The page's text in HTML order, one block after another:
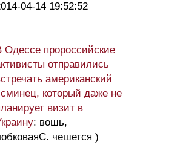
04-14 19:52:52
Одессе пророссийские
отправились
американский
который даже не
визит в
: вошь,
чешется )